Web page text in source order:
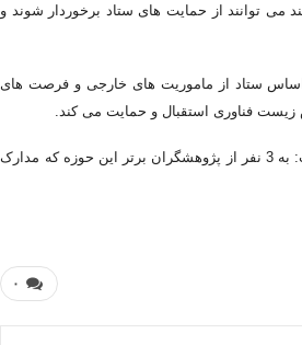
می توانند از حمایت های ستاد برخوردار شوند و
اساس ستاد از ماموریت های خارجی و فرصت های
فناوری استقبال و حمایت می کند.
حمزه لو در پایان از انتخاب برترین های زیست فناوری در همایش زیست فناوری امسال خبر داد و گفت: به 3 نفر از پژوهشگران برتر این حوزه که مدارک
۰